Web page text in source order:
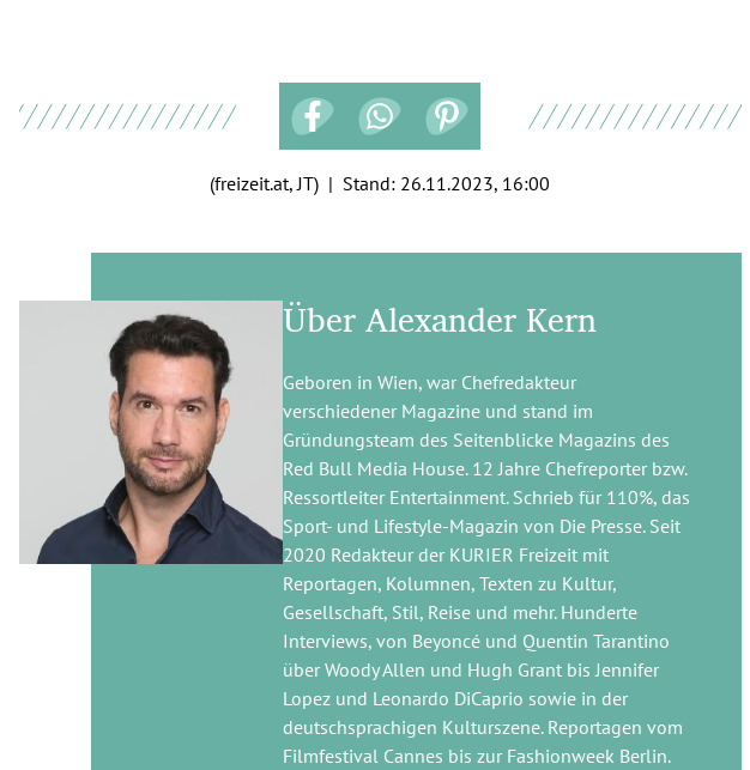
(freizeit.at, JT) | Stand: 26.11.2023, 16:00
Über Alexander Kern
Geboren in Wien, war Chefredakteur
verschiedener Magazine und stand im
Gründungsteam des Seitenblicke Magazins des
Red Bull Media House. 12 Jahre Chefreporter bzw.
Ressortleiter Entertainment. Schrieb für 110%, das
Sport- und Lifestyle-Magazin von Die Presse. Seit
2020 Redakteur der KURIER Freizeit mit
Reportagen, Kolumnen, Texten zu Kultur,
Gesellschaft, Stil, Reise und mehr. Hunderte
Interviews, von Beyoncé und Quentin Tarantino
über Woody Allen und Hugh Grant bis Jennifer
Lopez und Leonardo DiCaprio sowie in der
deutschsprachigen Kulturszene. Reportagen vom
Filmfestival Cannes bis zur Fashionweek Berlin.